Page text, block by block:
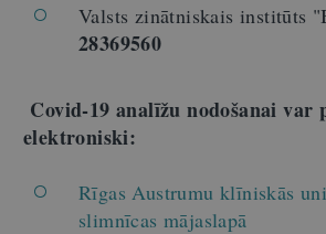
Valsts zinātniskais institūts
28369560
Covid-19 analīžu nodošanai var
elektroniski:
Rīgas Austrumu klīniskās
slimnīcas mājaslapā